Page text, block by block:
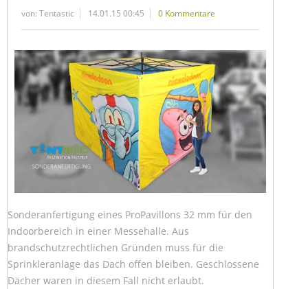
von: Tentastic 14.01.15 00:45 0 Kommentare
Sonderanfertigung eines ProPavillons 32 mm für den
Indoorbereich in einer Messehalle. Aus
brandschutzrechtlichen Gründen muss für die
Sprinkleranlage das Dach offen bleiben. Geschlossene
Dächer waren in diesem Fall nicht erlaubt.